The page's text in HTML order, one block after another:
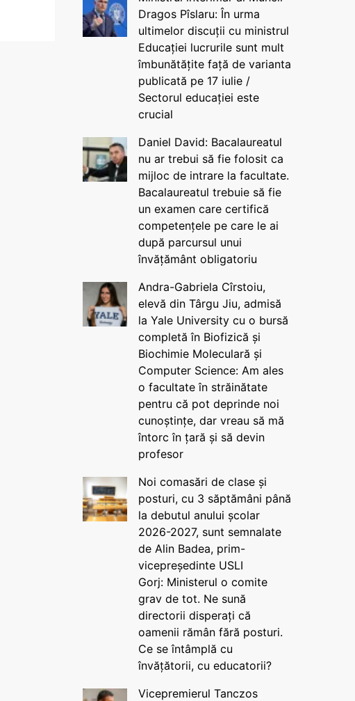
Dragos Pîslaru: În urma
ultimelor discuții cu ministrul
Educației lucrurile sunt mult
îmbunătățite față de varianta
publicată pe 17 iulie /
Sectorul educației este
crucial
Daniel David: Bacalaureatul
nu ar trebui să fie folosit ca
mijloc de intrare la facultate.
Bacalaureatul trebuie să fie
un examen care certifică
competențele pe care le ai
după parcursul unui
învățământ obligatoriu
Andra-Gabriela Cîrstoiu,
elevă din Târgu Jiu, admisă
la Yale University cu o bursă
completă în Biofizică și
Biochimie Moleculară și
Computer Science: Am ales
o facultate în străinătate
pentru că pot deprinde noi
cunoștințe, dar vreau să mă
întorc în țară și să devin
profesor
Noi comasări de clase și
posturi, cu 3 săptămâni până
la debutul anului școlar
2026-2027, sunt semnalate
de Alin Badea, prim-
vicepreședinte USLI
Gorj: Ministerul o comite
grav de tot. Ne sună
directorii disperați că
oamenii rămân fără posturi.
Ce se întâmplă cu
învățătorii, cu educatorii?
Vicepremierul Tanczos